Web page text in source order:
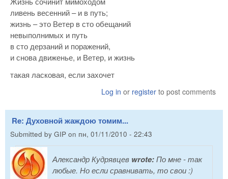
ливень весенний – и в путь;
жизнь – это Ветер в сто обещаний
невыполнимых и путь
в сто дерзаний и поражений,
и снова движенье, и Ветер, и жизнь
такая ласковая, если захочет
Log in or register to post comments
Re: Духовной жаждою томим...
Submitted by GIP on пн, 01/11/2010 - 22:43
Александр Кудрявцев wrote:По мне - так
любые. Но если сравнивать, то свои :)